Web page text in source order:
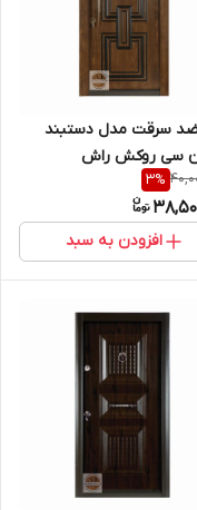
سرقت مدل دستبند
سی روکش راش
3%
افزودن به سبد